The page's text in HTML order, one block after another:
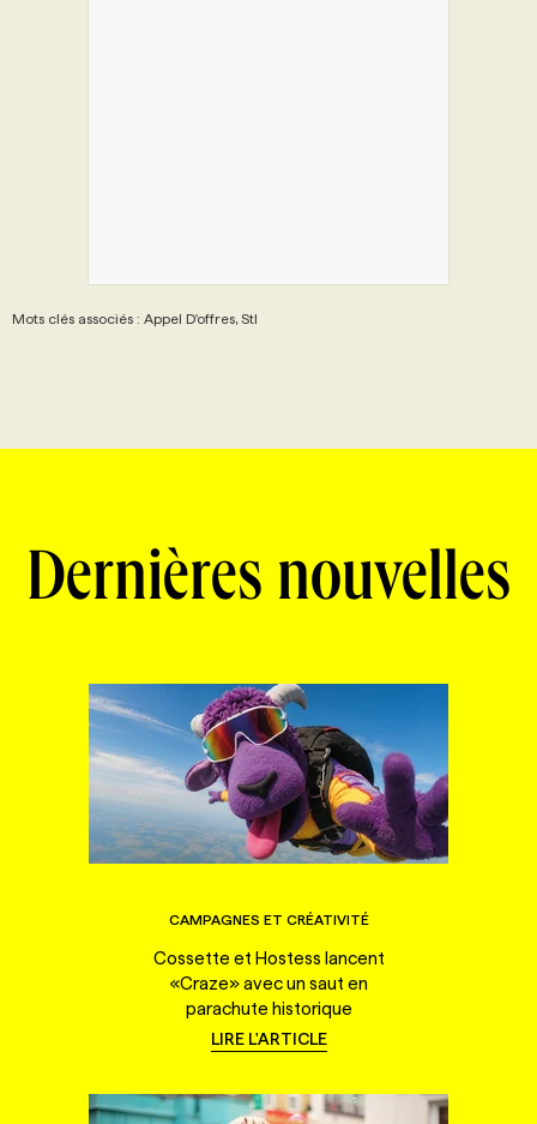
Mots clés associés : Appel D'offres, Stl
Dernières nouvelles
CAMPAGNES ET CRÉATIVITÉ
Cossette et Hostess lancent
«Craze» avec un saut en
parachute historique
LIRE L'ARTICLE